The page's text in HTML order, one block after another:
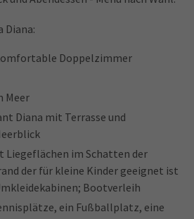
Diana:
Doppelzimmer
Meer
Diana mit Terrasse und
Liegeflächen im Schatten der
der für kleine Kinder geeignet ist
Bootverleih
ein Fußballplatz, eine